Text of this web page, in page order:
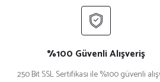
%100 Güvenli Alışveriş
250 Bit SSL Sertifikası ile %100 güvenli